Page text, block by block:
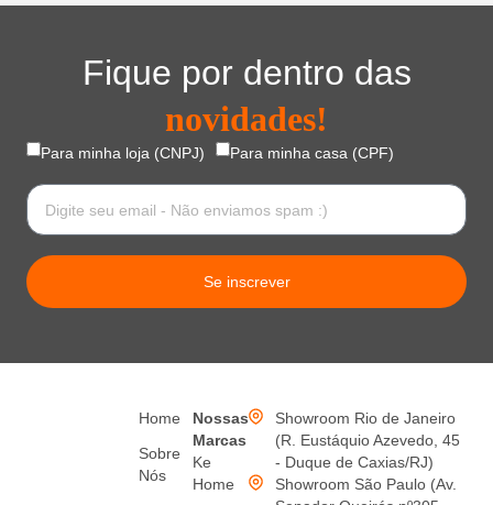
Fique por dentro das
novidades!
Para minha loja (CNPJ) Para minha casa (CPF)
Se inscrever
Home
Sobre
Nós
Nossas
Marcas
Ke
Home
Showroom Rio de Janeiro
(R. Eustáquio Azevedo, 45
- Duque de Caxias/RJ)
Showroom São Paulo (Av.